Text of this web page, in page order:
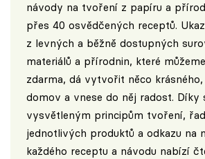
návody na tvoření z papíru a
přes 40 osvědčených receptů.
z levných a běžně dostupných
materiálů a přírodnin, které
zdarma, dá vytvořit něco
domov a vnese do něj radost. Díky
vysvětleným principům tvoření,
jednotlivých produktů a odkazu na
každého receptu a návodu nabízí